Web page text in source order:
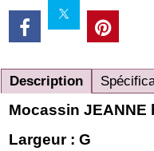
Description
Mocassin JEANNE
Largeur : G